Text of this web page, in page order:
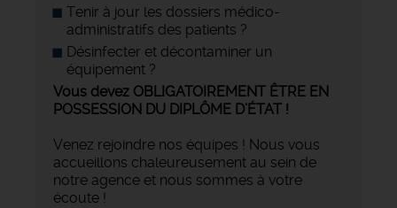
Tenir à jour les dossiers médico-
administratifs des patients ?
Désinfecter et décontaminer un
équipement ?
Vous devez OBLIGATOIREMENT ÊTRE EN
POSSESSION DU DIPLÔME D’ÉTAT !
Venez rejoindre nos équipes ! Nous vous
accueillons chaleureusement au sein de
notre agence et nous sommes à votre
écoute !